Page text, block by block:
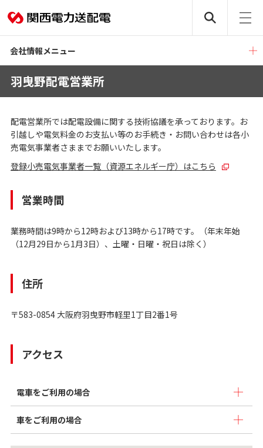
会社情報メニュー
羽曳野配電営業所
配電営業所では配電設備に関する技術協議を承っております。お
引越しや電気料金のお支払い等のお手続き・お問い合わせは各小
売電気事業者さままでお願いいたします。
登録小売電気事業者一覧（資源エネルギー庁）はこちら
営業時間
業務時間は9時から12時および13時から17時です。（年末年始
（12月29日から1月3日）、土曜・日曜・祝日は除く）
住所
〒583-0854 大阪府羽曳野市軽里1丁目2番1号
アクセス
電車をご利用の場合
車をご利用の場合